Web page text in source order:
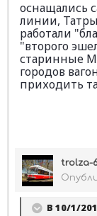
оснащались
линии,
работали
"второго
старинные
городов
приходить
trolza-
В 10/1/